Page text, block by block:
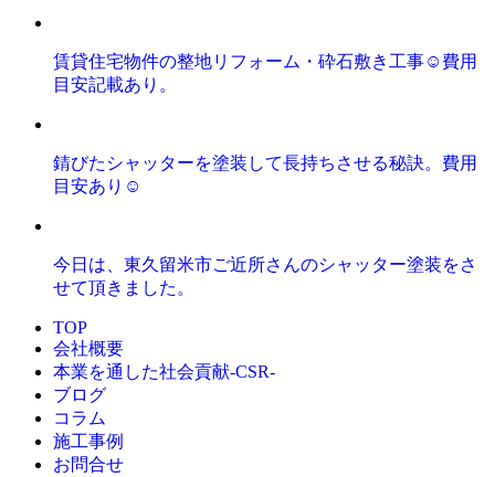
賃貸住宅物件の整地リフォーム・砕石敷き工事☺️費用
目安記載あり。
錆びたシャッターを塗装して長持ちさせる秘訣。費用
目安あり☺️
今日は、東久留米市ご近所さんのシャッター塗装をさ
せて頂きました。
TOP
会社概要
本業を通した社会貢献-CSR-
ブログ
コラム
施工事例
お問合せ